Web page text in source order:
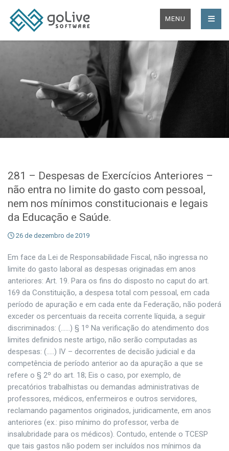
MENU
281 – Despesas de Exercícios Anteriores –
não entra no limite do gasto com pessoal,
nem nos mínimos constitucionais e legais
da Educação e Saúde.
26 de dezembro de 2019
Em face da Lei de Responsabilidade Fiscal, não ingressa no
limite do gasto laboral as despesas originadas em anos
anteriores: Art. 19. Para os fins do disposto no caput do art.
169 da Constituição, a despesa total com pessoal, em cada
período de apuração e em cada ente da Federação, não poderá
exceder os percentuais da receita corrente líquida, a seguir
discriminados: (……) § 1º Na verificação do atendimento dos
limites definidos neste artigo, não serão computadas as
despesas: (…..) IV – decorrentes de decisão judicial e da
competência de período anterior ao da apuração a que se
refere o § 2º do art. 18; Eis o caso, por exemplo, de
precatórios trabalhistas ou demandas administrativas de
professores, médicos, enfermeiros e outros servidores,
reclamando pagamentos originados, juridicamente, em anos
anteriores (ex.: piso mínimo do professor, verba de
insalubridade para os médicos). Contudo, entende o TCESP
que tais gastos não podem ser incluídos nos mínimos da